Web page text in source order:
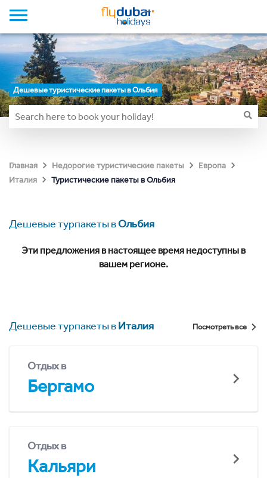
Дешевые туристические пакеты в Ольбия
Главная Недорогие туристические пакеты
Европа
Италия
Туристические пакеты в Ольбия
Дешевые турпакеты вОльбия
Эти предложения в настоящее время недоступны в
вашем регионе.
Дешевые турпакеты вИталия Посмотреть все
Отдых в
Бергамо
Отдых в
Кальяри